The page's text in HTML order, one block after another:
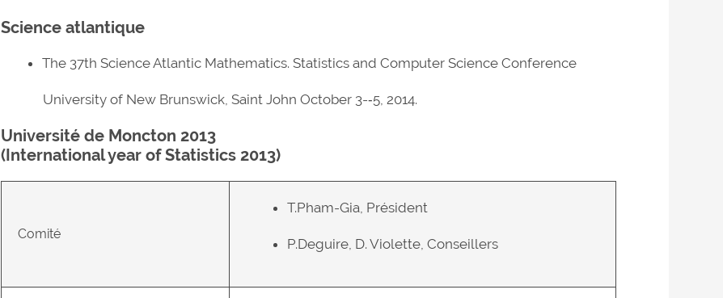
Science atlantique
The 37th Science Atlantic Mathematics. Statistics and Computer Science Conference
University of New Brunswick, Saint John October 3-­‐5, 2014.
Université de Moncton 2013
(International year of Statistics 2013)
Comité
T.Pham-Gia, Président
P.Deguire, D. Violette, Conseillers